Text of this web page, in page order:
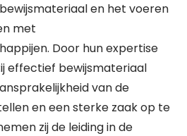
en het voeren
met
Door hun expertise
effectief bewijsmateriaal
van de
en een sterke zaak op te
zij de leiding in de